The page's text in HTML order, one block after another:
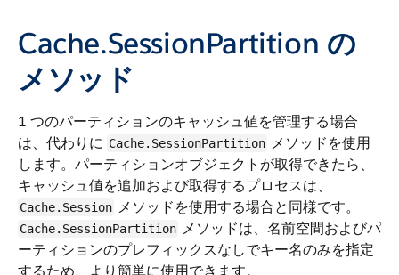
Cache.SessionPartition の
メソッド
1 つのパーティションのキャッシュ値を管理する場合
は、代わりに Cache.SessionPartition メソッドを使用
します。パーティションオブジェクトが取得できたら、
キャッシュ値を追加および取得するプロセスは、
Cache.Session メソッドを使用する場合と同様です。
Cache.SessionPartition メソッドは、名前空間およびパ
ーティションのプレフィックスなしでキー名のみを指定
するため、より簡単に使用できます。